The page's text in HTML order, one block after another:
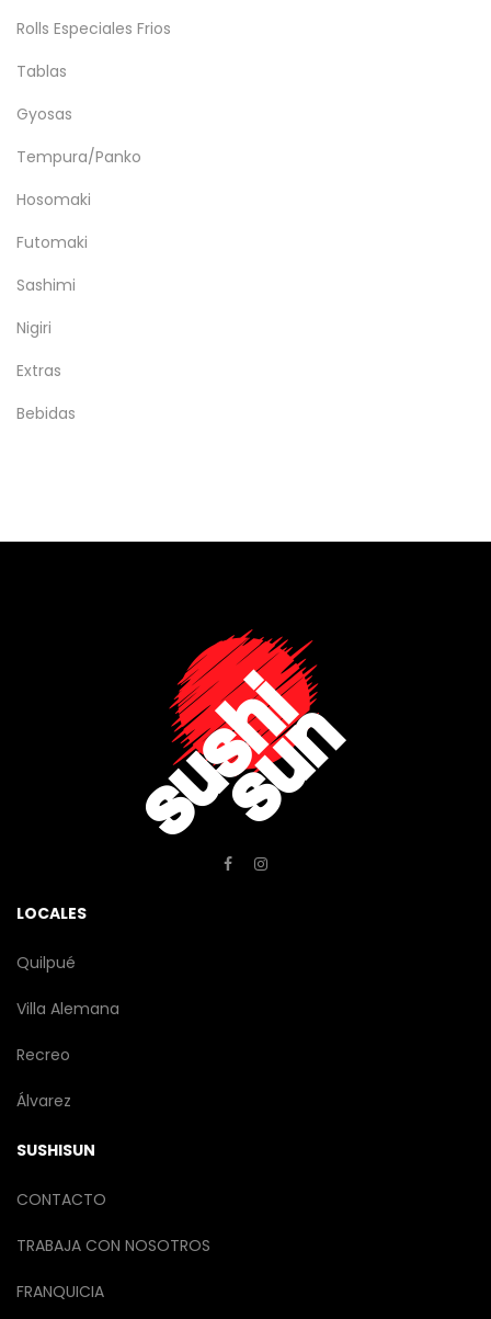
Rolls Especiales Frios
Tablas
Gyosas
Tempura/Panko
Hosomaki
Futomaki
Sashimi
Nigiri
Extras
Bebidas
LOCALES
Quilpué
Villa Alemana
Recreo
Álvarez
SUSHISUN
CONTACTO
TRABAJA CON NOSOTROS
FRANQUICIA